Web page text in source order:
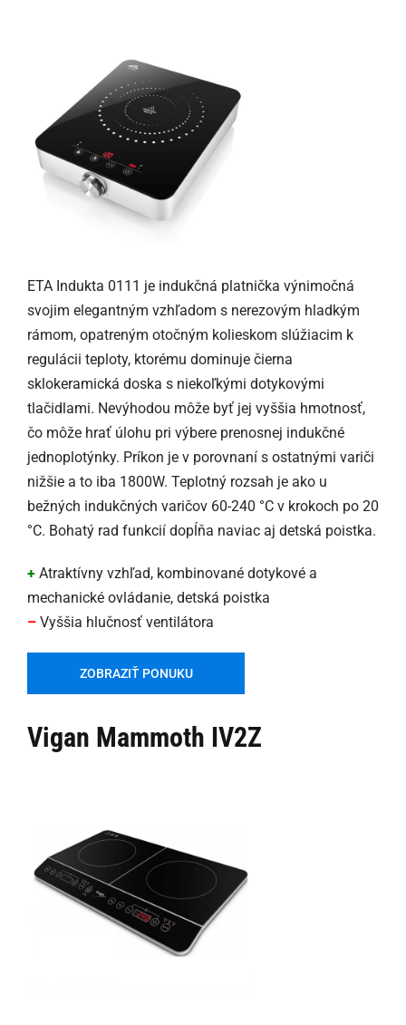
ETA Indukta 0111 je indukčná platnička výnimočná
svojim elegantným vzhľadom s nerezovým hladkým
rámom, opatreným otočným kolieskom slúžiacim k
regulácii teploty, ktorému dominuje čierna
sklokeramická doska s niekoľkými dotykovými
tlačidlami. Nevýhodou môže byť jej vyššia hmotnosť,
čo môže hrať úlohu pri výbere prenosnej indukčné
jednoplotýnky. Príkon je v porovnaní s ostatnými variči
nižšie a to iba 1800W. Teplotný rozsah je ako u
bežných indukčných varičov 60-240 °C v krokoch po 20
°C. Bohatý rad funkcií dopĺňa naviac aj detská poistka.
+ Atraktívny vzhľad, kombinované dotykové a
mechanické ovládanie, detská poistka
– Vyššia hlučnosť ventilátora
ZOBRAZIŤ PONUKU
Vigan Mammoth IV2Z